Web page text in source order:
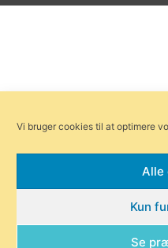
Vi bruger cookies til at optimere
Alle
Kun
Se